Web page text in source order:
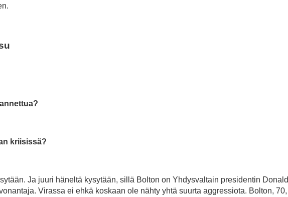
kriisissä?
Ja juuri häneltä kysytään, sillä Bolton on Yhdysvaltain presidentin Donald
Virassa ei ehkä koskaan ole nähty yhtä suurta aggressiota. Bolton, 70,